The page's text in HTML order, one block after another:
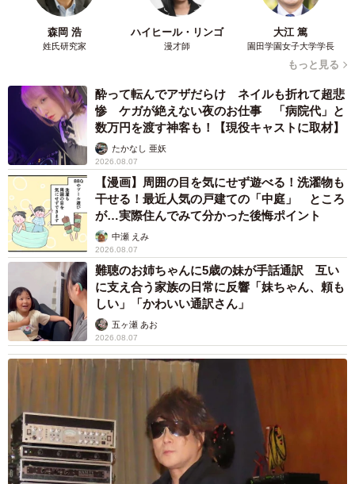
森岡 浩
姓氏研究家
ハイヒール・リンゴ
漫才師
大江 篤
園田学園女子大学学長
もっと見る
酔って転んでアザだらけ ネイルも折れて超悲
惨 ケガが絶えない夜のお仕事 「病院代」と
数万円を渡す神客も！【現役キャストに取材】
たかなし 亜妖
2026.08.07
【漫画】周囲の目を気にせず遊べる！洗濯物も
干せる！最近人気の戸建ての「中庭」 ところ
が…実際住んでみて分かった後悔ポイント
中瀬 えみ
2026.08.07
難聴のお姉ちゃんに5歳の妹が手話通訳 互い
に支え合う家族の日常に反響「妹ちゃん、頼も
しい」「かわいい通訳さん」
五ヶ瀬 あお
2026.08.07